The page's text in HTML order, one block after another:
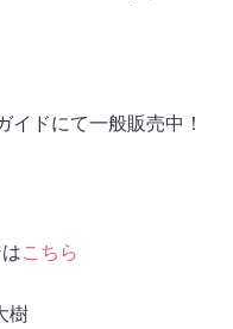
ドにて一般販売中！
こちら
樹